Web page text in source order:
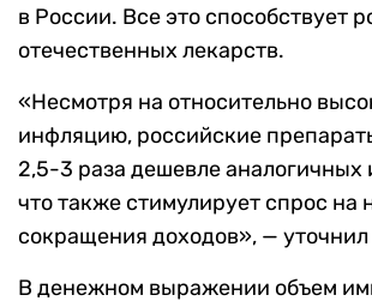
в России. Все это способствует
отечественных лекарств.
«Несмотря на относительно
инфляцию, российские
2,5-3 раза дешевле аналогичных
что также стимулирует спрос на
сокращения доходов», —
В денежном выражении объем